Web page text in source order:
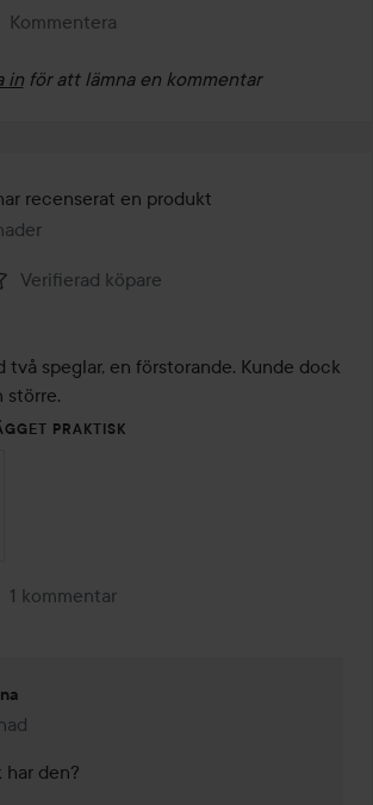
Kommentera
in för att lämna en kommentar
recenserat en produkt
skapades 11 månader
Verifierad köpare
två speglar, en förstorande. Kunde dock
större.
PRAKTISK
1 kommentar
lades 1 månad
den?